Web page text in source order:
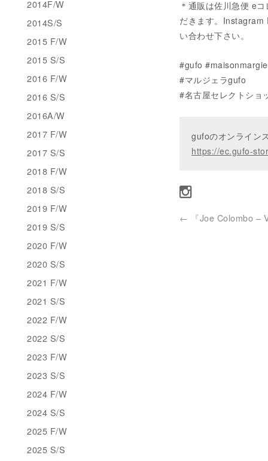
＊通販は佐川急便 e
だきます。
い合わせ下さい。
#gufo
#マルジェラgufo
#名古屋セレクトショ
gufoのオンライン
https://ec.gufo-
← 『Joe Colombo –
2014F/W
2014S/S
2015 F/W
2015 S/S
2016 F/W
2016 S/S
2016A/W
2017 F/W
2017 S/S
2018 F/W
2018 S/S
2019 F/W
2019 S/S
2020 F/W
2020 S/S
2021 F/W
2021 S/S
2022 F/W
2022 S/S
2023 F/W
2023 S/S
2024 F/W
2024 S/S
2025 F/W
2025 S/S